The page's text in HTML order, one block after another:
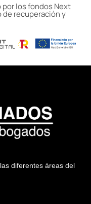
los fondos Next
recuperación y
diferentes áreas del